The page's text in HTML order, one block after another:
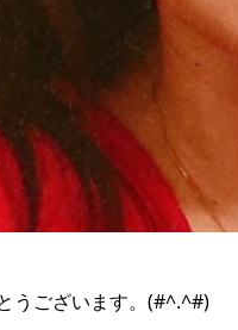
うございます。(#^.^#)